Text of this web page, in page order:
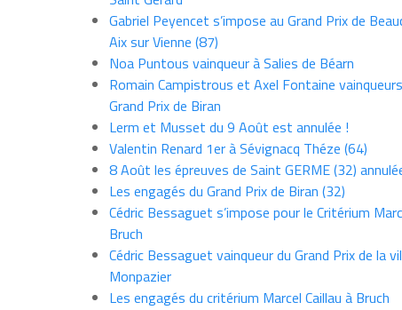
Gabriel Peyencet s’impose au Grand Prix de
Aix sur Vienne (87)
Noa Puntous vainqueur à Salies de Béarn
Romain Campistrous et Axel Fontaine
Grand Prix de Biran
Lerm et Musset du 9 Août est annulée !
Valentin Renard 1er à Sévignacq Théze (64)
8 Août les épreuves de Saint GERME (32)
Les engagés du Grand Prix de Biran (32)
Cédric Bessaguet s’impose pour le Critérium
Bruch
Cédric Bessaguet vainqueur du Grand Prix de la
Monpazier
Les engagés du critérium Marcel Caillau à Bruch